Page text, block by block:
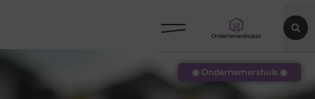
◉ Ondernemershuis ◉